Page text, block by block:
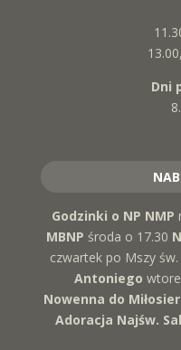
Dni
Godzinki o NP NMP
MBNP środa o 17.30
czwartek po Mszy
Antoniego
Nowenna do
Adoracja Najśw.